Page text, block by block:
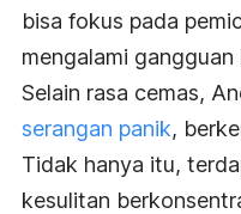
bisa fokus pada
mengalami gangguan
Selain rasa cemas,
serangan panik,
Tidak hanya itu,
kesulitan